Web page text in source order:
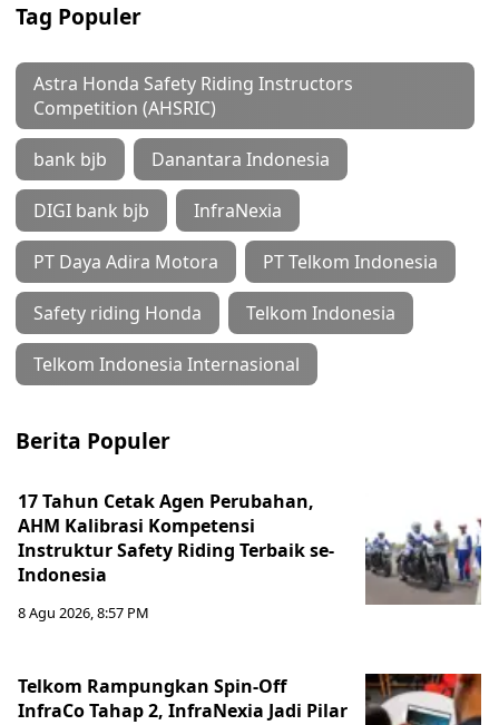
Tag Populer
Astra Honda Safety Riding Instructors
Competition (AHSRIC)
bank bjb Danantara Indonesia
DIGI bank bjb InfraNexia
PT Daya Adira Motora PT Telkom Indonesia
Safety riding Honda Telkom Indonesia
Telkom Indonesia Internasional
Berita Populer
17 Tahun Cetak Agen Perubahan,
AHM Kalibrasi Kompetensi
Instruktur Safety Riding Terbaik se-
Indonesia
8 Agu 2026, 8:57 PM
Telkom Rampungkan Spin-Off
InfraCo Tahap 2, InfraNexia Jadi Pilar